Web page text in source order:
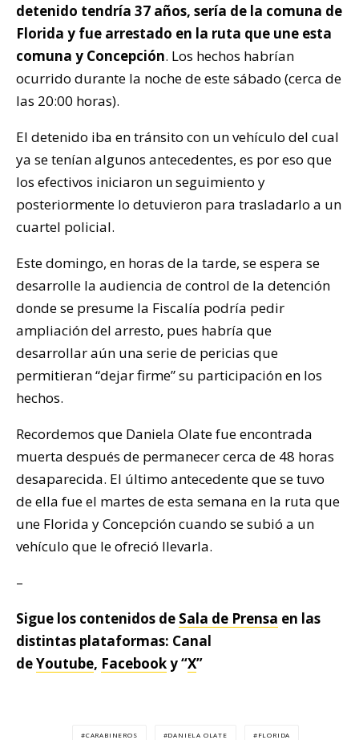
detenido tendría 37 años, sería de la comuna de
Florida y fue arrestado en la ruta que une esta
comuna y Concepción. Los hechos habrían
ocurrido durante la noche de este sábado (cerca de
las 20:00 horas).
El detenido iba en tránsito con un vehículo del cual
ya se tenían algunos antecedentes, es por eso que
los efectivos iniciaron un seguimiento y
posteriormente lo detuvieron para trasladarlo a un
cuartel policial.
Este domingo, en horas de la tarde, se espera se
desarrolle la audiencia de control de la detención
donde se presume la Fiscalía podría pedir
ampliación del arresto, pues habría que
desarrollar aún una serie de pericias que
permitieran “dejar firme” su participación en los
hechos.
Recordemos que Daniela Olate fue encontrada
muerta después de permanecer cerca de 48 horas
desaparecida. El último antecedente que se tuvo
de ella fue el martes de esta semana en la ruta que
une Florida y Concepción cuando se subió a un
vehículo que le ofreció llevarla.
–
Sigue los contenidos de Sala de Prensa en las
distintas plataformas: Canal
deYoutube, Facebooky “X”
CARABINEROS DANIELA OLATE FLORIDA